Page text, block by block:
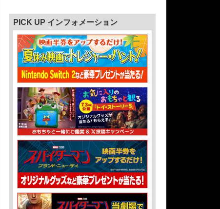
PICK UP インフォメーション